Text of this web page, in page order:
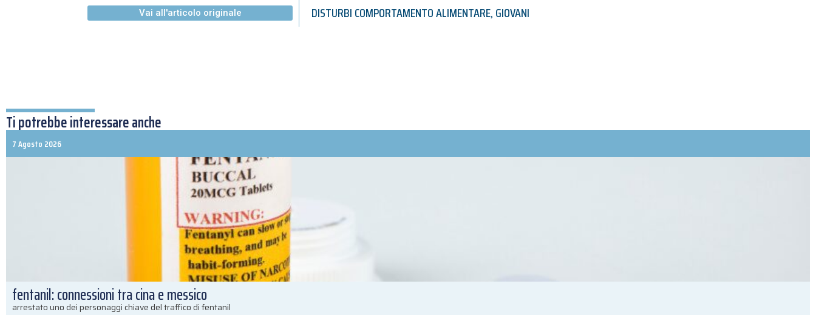
Vai all'articolo originale DISTURBI COMPORTAMENTO ALIMENTARE,GIOVANI
Ti potrebbe interessare anche
7 Agosto 2026
fentanil: connessioni tra cina e messico
arrestato uno dei personaggi chiave del traffico di fentanil